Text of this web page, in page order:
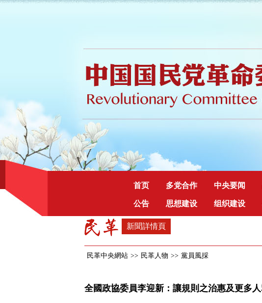
首页 多党合作 中央要闻
公告 思想建设 组织建设
新聞詳情頁
民革中央網站 >> 民革人物 >> 黨員風採
全國政協委員李迎新：讓規則之治惠及更多